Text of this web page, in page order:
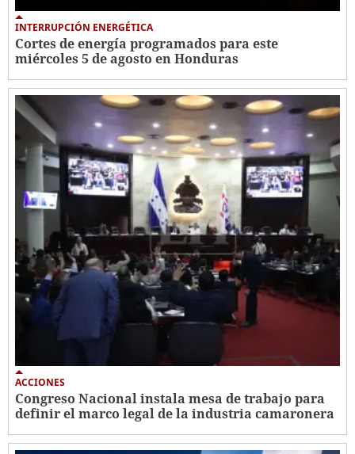
INTERRUPCIÓN ENERGÉTICA
Cortes de energía programados para este
miércoles 5 de agosto en Honduras
ACCIONES
Congreso Nacional instala mesa de trabajo para
definir el marco legal de la industria camaronera